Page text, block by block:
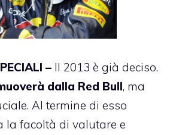
– Il 2013 è già deciso.
dalla Red Bull, ma
Al termine di esso
la facoltà di valutare e